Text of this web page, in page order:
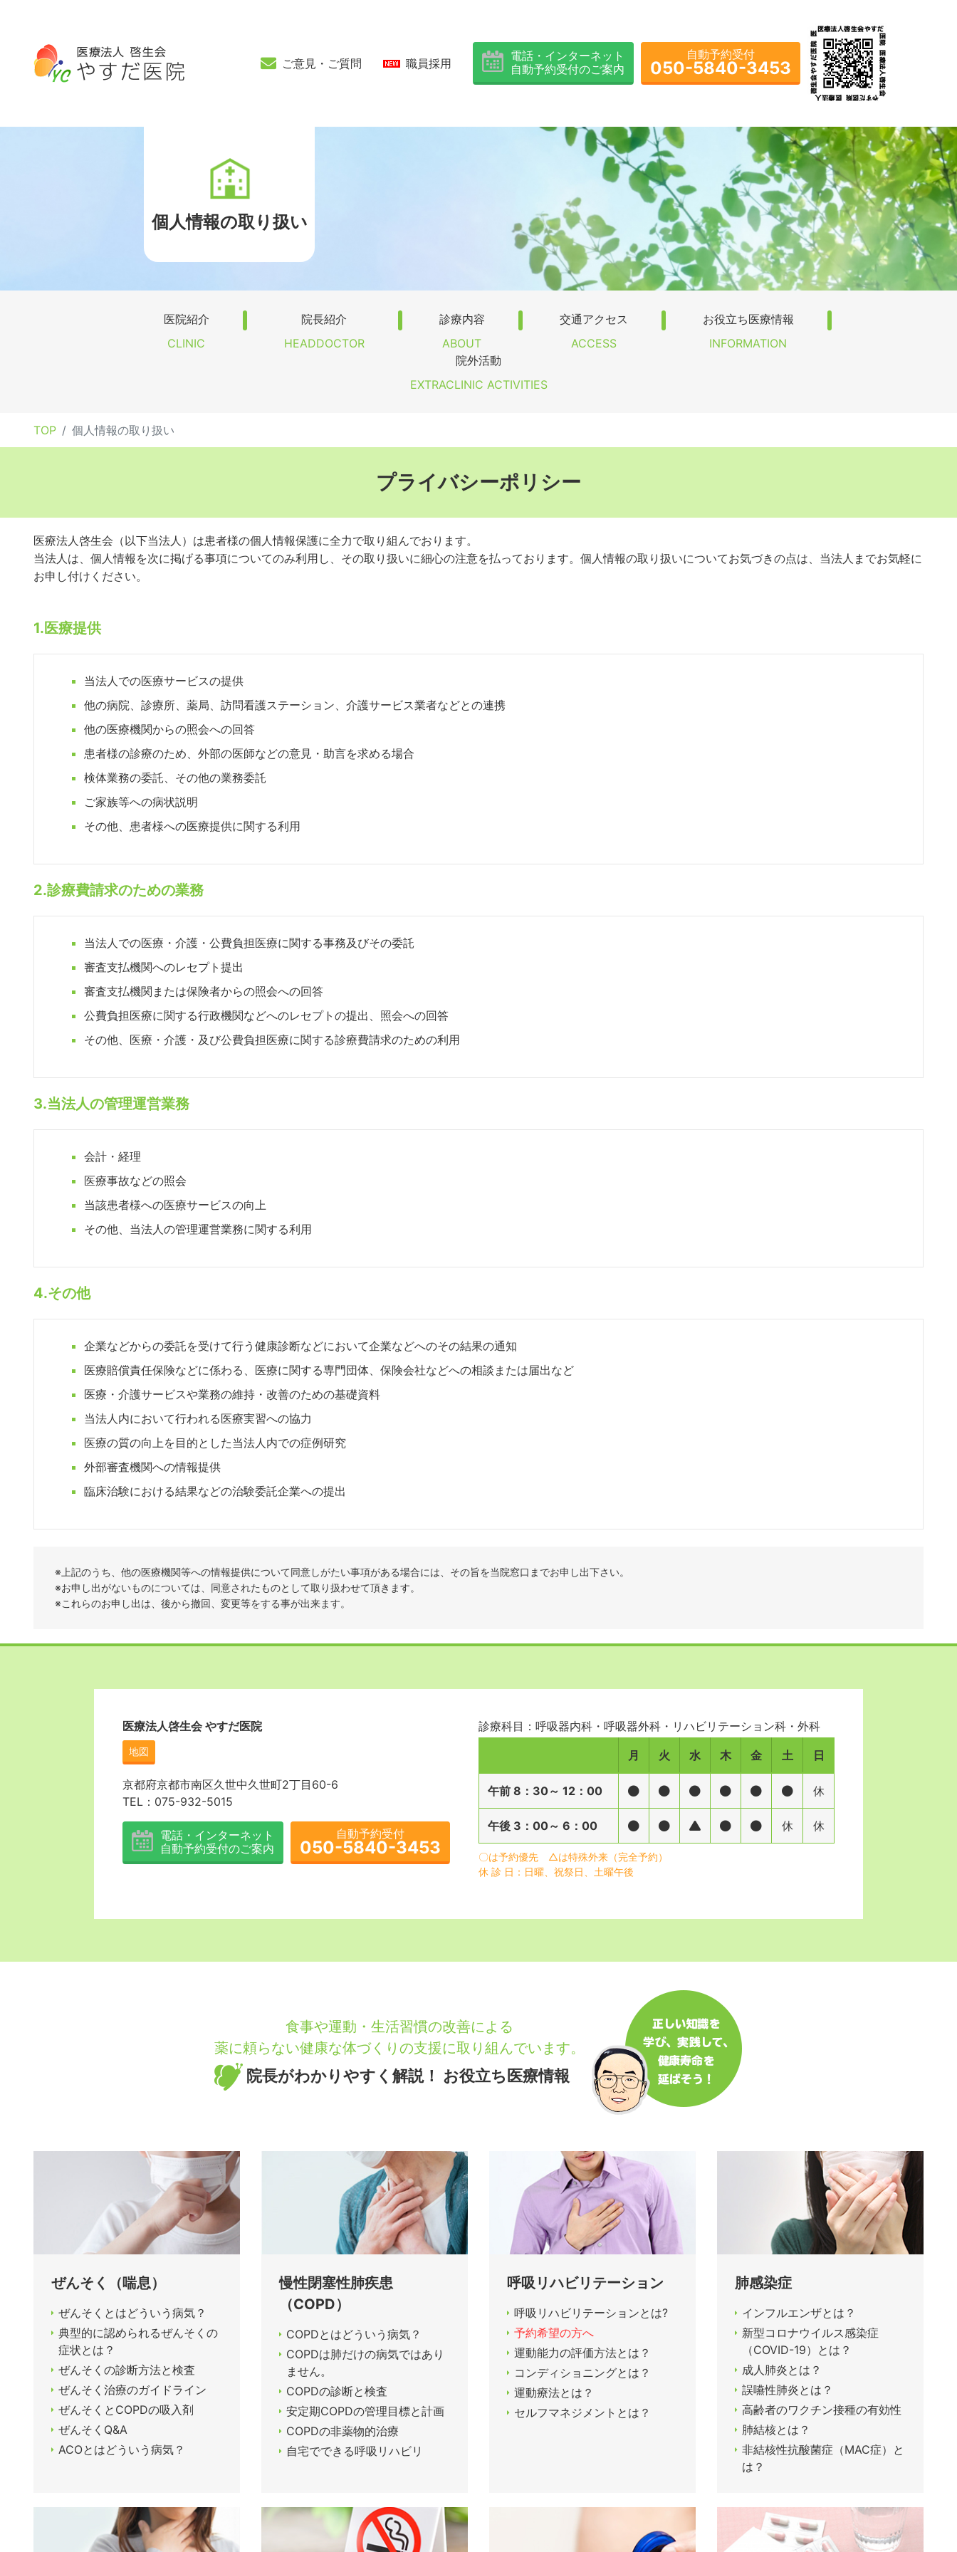
ご意見・ご質問 職員採用
電話・インターネット
自動予約受付のご案内
自動予約受付
050-5840-3453
個人情報の取り扱い
医院紹介
CLINIC
院長紹介
HEADDOCTOR
診療内容
ABOUT
交通アクセス
ACCESS
お役立ち医療情報
INFORMATION
院外活動
EXTRACLINIC ACTIVITIES
TOP 個人情報の取り扱い
プライバシーポリシー
医療法人啓生会（以下当法人）は患者様の個人情報保護に全力で取り組んでおります。
当法人は、個人情報を次に掲げる事項についてのみ利用し、その取り扱いに細心の注意を払っております。個人情報の取り扱いについてお気づきの点は、当法人までお気軽に
お申し付けください。
1.医療提供
当法人での医療サービスの提供
他の病院、診療所、薬局、訪問看護ステーション、介護サービス業者などとの連携
他の医療機関からの照会への回答
患者様の診療のため、外部の医師などの意見・助言を求める場合
検体業務の委託、その他の業務委託
ご家族等への病状説明
その他、患者様への医療提供に関する利用
2.診療費請求のための業務
当法人での医療・介護・公費負担医療に関する事務及びその委託
審査支払機関へのレセプト提出
審査支払機関または保険者からの照会への回答
公費負担医療に関する行政機関などへのレセプトの提出、照会への回答
その他、医療・介護・及び公費負担医療に関する診療費請求のための利用
3.当法人の管理運営業務
会計・経理
医療事故などの照会
当該患者様への医療サービスの向上
その他、当法人の管理運営業務に関する利用
4.その他
企業などからの委託を受けて行う健康診断などにおいて企業などへのその結果の通知
医療賠償責任保険などに係わる、医療に関する専門団体、保険会社などへの相談または届出など
医療・介護サービスや業務の維持・改善のための基礎資料
当法人内において行われる医療実習への協力
医療の質の向上を目的とした当法人内での症例研究
外部審査機関への情報提供
臨床治験における結果などの治験委託企業への提出
※上記のうち、他の医療機関等への情報提供について同意しがたい事項がある場合には、その旨を当院窓口までお申し出下さい。
※お申し出がないものについては、同意されたものとして取り扱わせて頂きます。
※これらのお申し出は、後から撤回、変更等をする事が出来ます。
医療法人啓生会 やすだ医院
地図
京都府京都市南区久世中久世町2丁目60-6
TEL：075-932-5015
電話・インターネット
自動予約受付のご案内
自動予約受付
050-5840-3453
診療科目：呼吸器内科・呼吸器外科・リハビリテーション科・外科
月 火 水 木 金 土 日
午前 8：30～ 12：00 休
午後 3：00～ 6：00 休 休
〇は予約優先 △は特殊外来（完全予約）
休 診 日：日曜、祝祭日、土曜午後
食事や運動・生活習慣の改善による
薬に頼らない健康な体づくりの支援に取り組んでいます。
院長がわかりやすく解説！ お役立ち医療情報
ぜんそく（喘息）
ぜんそくとはどういう病気？
典型的に認められるぜんそくの
症状とは？
ぜんそくの診断方法と検査
ぜんそく治療のガイドライン
ぜんそくとCOPDの吸入剤
ぜんそくQ&A
ACOとはどういう病気？
慢性閉塞性肺疾患
（COPD）
COPDとはどういう病気？
COPDは肺だけの病気ではあり
ません。
COPDの診断と検査
安定期COPDの管理目標と計画
COPDの非薬物的治療
自宅でできる呼吸リハビリ
呼吸リハビリテーション
呼吸リハビリテーションとは?
予約希望の方へ
運動能力の評価方法とは？
コンディショニングとは？
運動療法とは？
セルフマネジメントとは？
肺感染症
インフルエンザとは？
新型コロナウイルス感染症
（COVID-19）とは？
成人肺炎とは？
誤嚥性肺炎とは？
高齢者のワクチン接種の有効性
肺結核とは？
非結核性抗酸菌症（MAC症）と
は？